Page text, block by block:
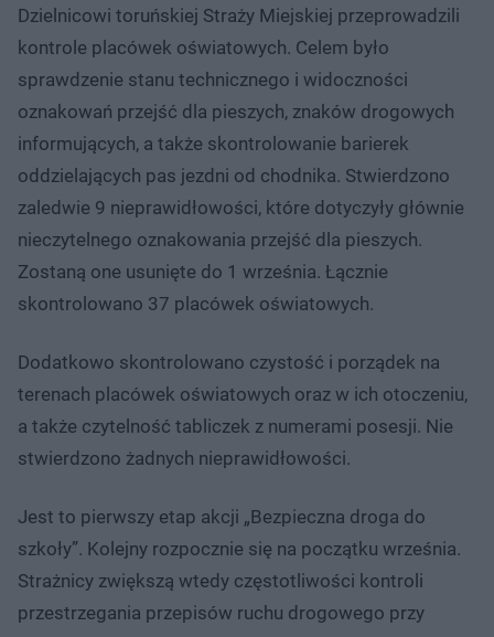
Dzielnicowi toruńskiej Straży Miejskiej przeprowadzili
kontrole placówek oświatowych. Celem było
sprawdzenie stanu technicznego i widoczności
oznakowań przejść dla pieszych, znaków drogowych
informujących, a także skontrolowanie barierek
oddzielających pas jezdni od chodnika. Stwierdzono
zaledwie 9 nieprawidłowości, które dotyczyły głównie
nieczytelnego oznakowania przejść dla pieszych.
Zostaną one usunięte do 1 września. Łącznie
skontrolowano 37 placówek oświatowych.
Dodatkowo skontrolowano czystość i porządek na
terenach placówek oświatowych oraz w ich otoczeniu,
a także czytelność tabliczek z numerami posesji. Nie
stwierdzono żadnych nieprawidłowości.
Jest to pierwszy etap akcji „Bezpieczna droga do
szkoły”. Kolejny rozpocznie się na początku września.
Strażnicy zwiększą wtedy częstotliwości kontroli
przestrzegania przepisów ruchu drogowego przy